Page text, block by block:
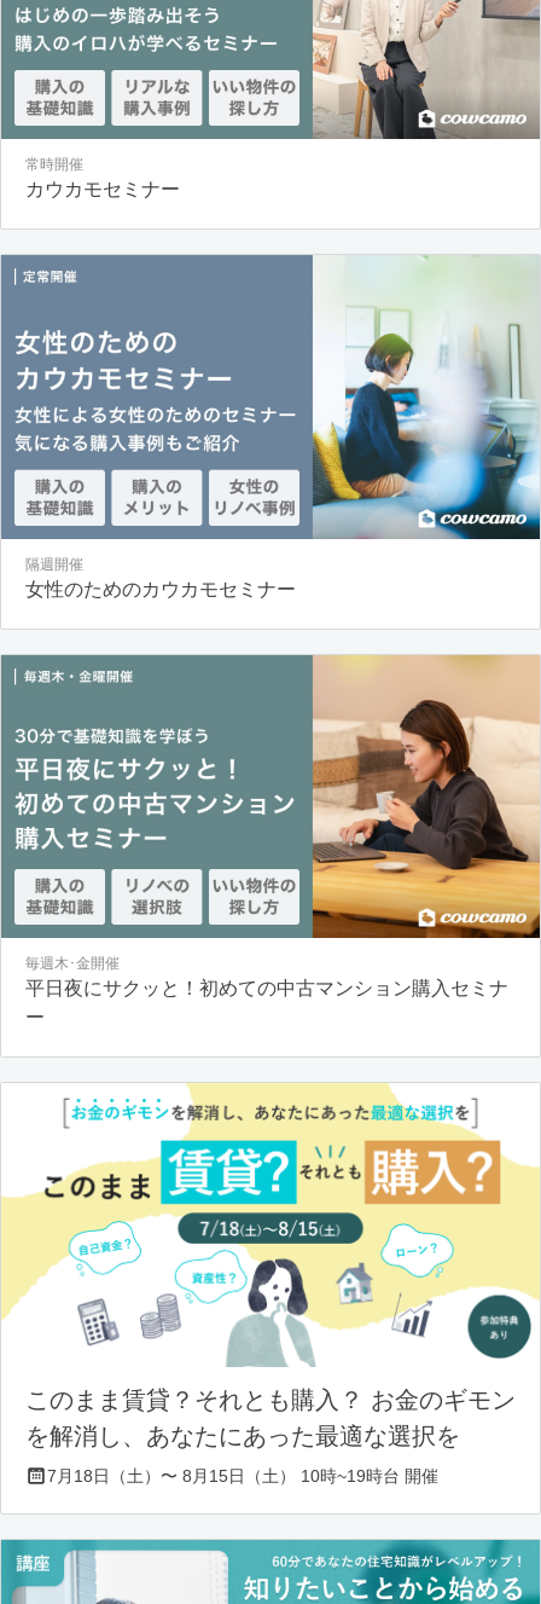
常時開催
カウカモセミナー
隔週開催
女性のためのカウカモセミナー
毎週木･金開催
平日夜にサクッと！初めての中古マンション購入セミナ
ー
このまま賃貸？それとも購入？ お金のギモン
を解消し、あなたにあった最適な選択を
7月18日（土）〜 8月15日（土） 10時~19時台 開催